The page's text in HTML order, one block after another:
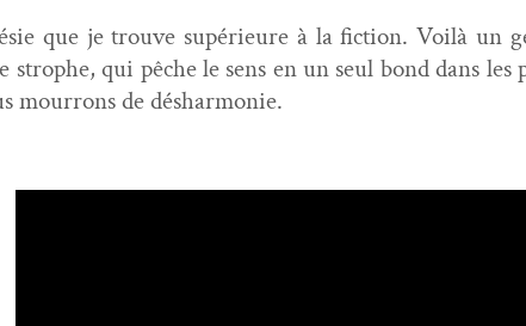
que je trou­ve supérieure à la fic­tion. Voilà un
stro­phe, qui pêche le sens en un seul bond dans
mour­rons de désharmonie.